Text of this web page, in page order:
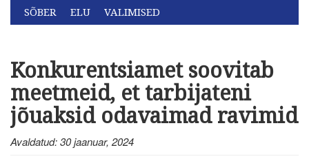
SÕBER
ELU VALIMISED
Konkurentsiamet soovitab
meetmeid, et tarbijateni
jõuaksid odavaimad ravimid
Avaldatud: 30 jaanuar, 2024